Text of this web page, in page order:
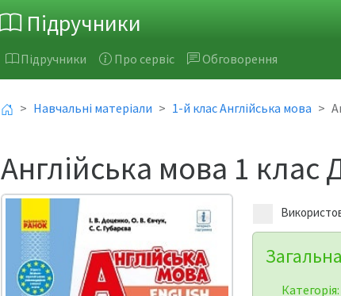
Підручники
Підручники Про сервіс Обговорення
Навчальні матеріали 1-й клас Англійська мова
Англійська мова 1 клас
Категорія: